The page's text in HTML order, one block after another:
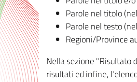
Parole nel titolo
Parole nel testo
Regioni/Province
Nella sezione "Risultato
risultati ed infine,